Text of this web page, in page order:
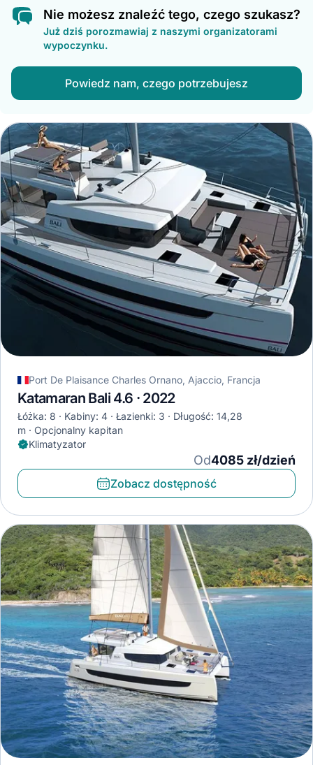
Nie możesz znaleźć tego, czego szukasz?
Już dziś porozmawiaj z naszymi organizatorami
wypoczynku.
Powiedz nam, czego potrzebujesz
Port De Plaisance Charles Ornano, Ajaccio, Francja
Katamaran Bali 4.6 · 2022
Łóżka: 8 Kabiny: 4 Łazienki: 3
Długość: 14,28
m
Opcjonalny kapitan
Klimatyzator
Od4085 zł/dzień
Zobacz dostępność